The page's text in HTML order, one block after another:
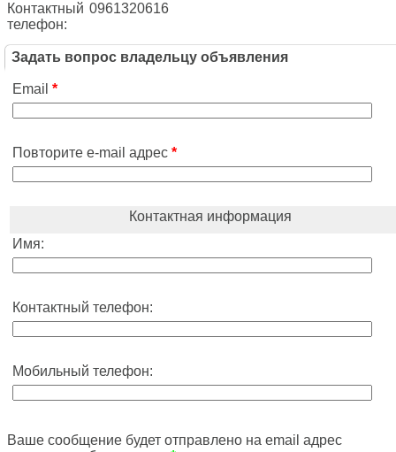
Контактный
телефон:
0961320616
Задать вопрос владельцу объявления
Email *
Повторите e-mail адрес *
Контактная информация
Имя:
Контактный телефон:
Мобильный телефон:
Ваше сообщение будет отправлено на email адрес